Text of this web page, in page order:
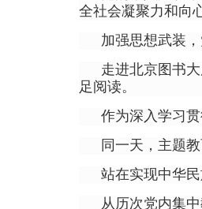
全社会凝聚力和向
加强思想武装
走进北京图书
足阅读。
作为深入学习
同一天，主题
站在实现中华
从历次党内集